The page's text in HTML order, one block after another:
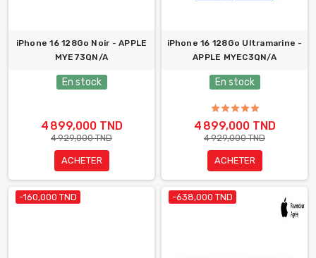
iPhone 16 128Go Noir - APPLE
MYE73QN/A
En stock
4 899,000 TND
4 929,000 TND
ACHETER
iPhone 16 128Go Ultramarine -
APPLE MYEC3QN/A
En stock
4 899,000 TND
4 929,000 TND
ACHETER
-160,000 TND -638,000 TND